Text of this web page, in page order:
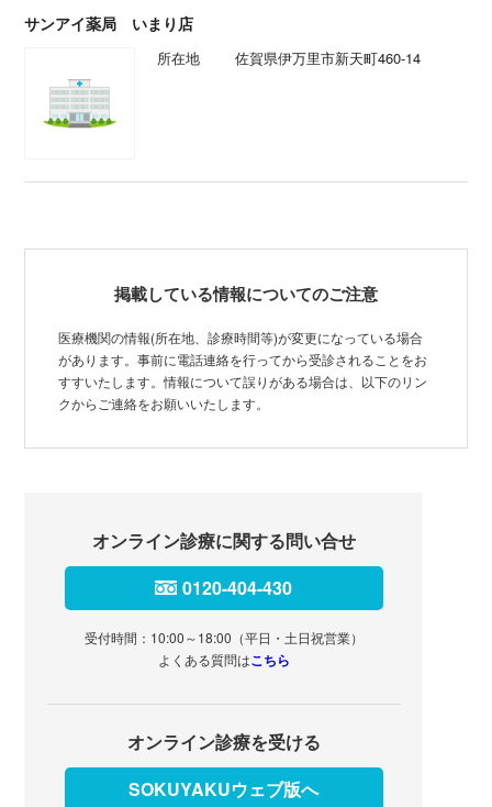
サンアイ薬局 いまり店
所在地 佐賀県伊万里市新天町460-14
掲載している情報についてのご注意
医療機関の情報(所在地、診療時間等)が変更になっている場合
があります。事前に電話連絡を行ってから受診されることをお
すすいたします。情報について誤りがある場合は、以下のリン
クからご連絡をお願いいたします。
オンライン診療に関する問い合せ
0120-404-430
受付時間：10:00～18:00（平日・土日祝営業）
よくある質問はこちら
オンライン診療を受ける
SOKUYAKUウェブ版へ